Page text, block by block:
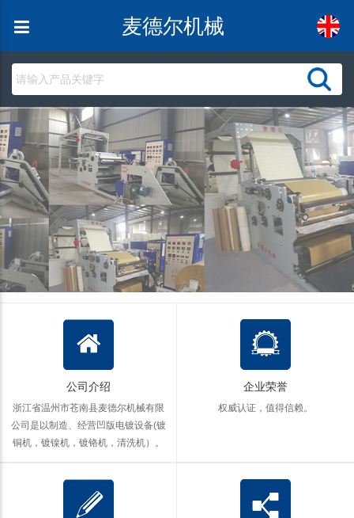
麦德尔机械
公司介绍
浙江省温州市苍南县麦德尔机械有限
公司是以制造、经营凹版电镀设备(镀
铜机，镀镍机，镀铬机，清洗机）。
企业荣誉
权威认证，值得信赖。